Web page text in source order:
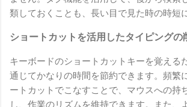
類しておくことも、長い目で見た時の時短
ショートカットを活用したタイピングの
キーボードのショートカットキーを覚える
通じてかなりの時間を節約できます。頻繁
ートカットでこなすことで、マウスへの持
し、作業のリズムを維持できます。また、